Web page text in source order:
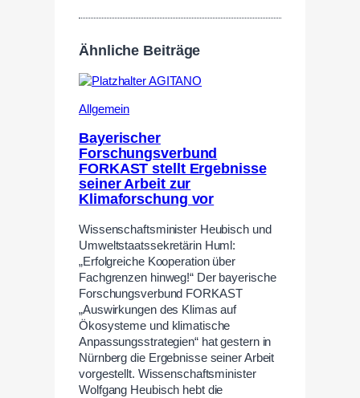
Ähnliche Beiträge
Allgemein
Bayerischer
Forschungsverbund
FORKAST stellt Ergebnisse
seiner Arbeit zur
Klimaforschung vor
Wissenschaftsminister Heubisch und
Umweltstaatssekretärin Huml:
„Erfolgreiche Kooperation über
Fachgrenzen hinweg!“ Der bayerische
Forschungsverbund FORKAST
„Auswirkungen des Klimas auf
Ökosysteme und klimatische
Anpassungsstrategien“ hat gestern in
Nürnberg die Ergebnisse seiner Arbeit
vorgestellt. Wissenschaftsminister
Wolfgang Heubisch hebt die